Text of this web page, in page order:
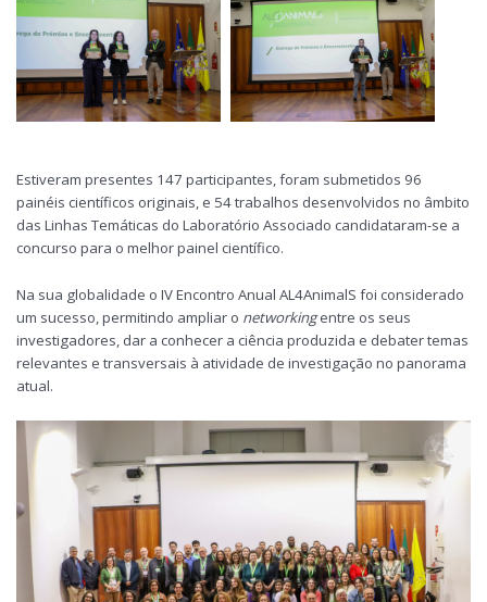
Estiveram presentes 147 participantes, foram submetidos 96
painéis científicos originais, e 54 trabalhos desenvolvidos no âmbito
das Linhas Temáticas do Laboratório Associado candidataram-se a
concurso para o melhor painel científico.
Na sua globalidade o IV Encontro Anual AL4AnimalS foi considerado
um sucesso, permitindo ampliar o networkingentre os seus
investigadores, dar a conhecer a ciência produzida e debater temas
relevantes e transversais à atividade de investigação no panorama
atual.